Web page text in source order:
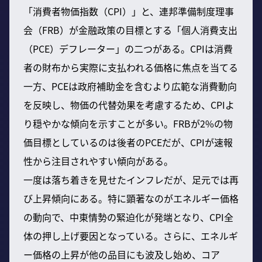
「消費者物価指数（CPI）」と、連邦準備制度理事
会（FRB）が金融政策の目標とする「個人消費支出
（PCE）デフレーター」の二つがある。CPIは消費
者の財布から実際に支払われる価格に焦点を当てる
一方、PCEは政府補助金を含むより広範な消費動向
を反映し、物価の代替効果を考慮するため、CPIよ
り穏やかな傾向を示すことが多い。FRBが2%の物
価目標としているのは後者のPCEだが、CPIが速報
性から注目されやすい傾向がある。
一度は落ち着きを見せたインフレだが、足元では再
び上昇傾向にある。特に顕著なのがエネルギー価格
の動向で、中東情勢の緊迫化が発端となり、CPI全
体の押し上げ要因となっている。さらに、エネルギ
ー価格の上昇が他の品目にも波及し始め、コア